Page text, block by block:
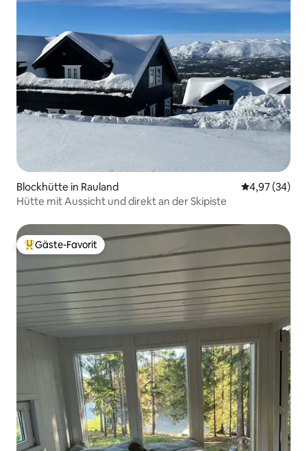
Blockhütte in Rauland
4,97 (34)
Hütte mit Aussicht und direkt an der Skipiste
Beliebter Gäste-Favorit.
Gäste-Favorit